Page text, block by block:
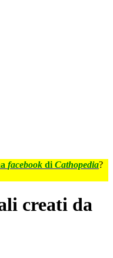
facebook di Cathopedia?
creati da